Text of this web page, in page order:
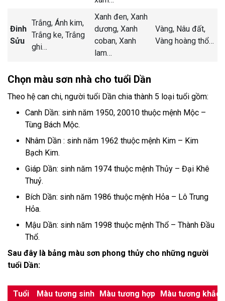
Đinh
Sửu
Trắng, Ánh kim,
Trắng ke, Trắng
ghi…
Xanh đen, Xanh
dương, Xanh
coban, Xanh
lam…
Vàng, Nâu đất,
Vàng hoàng thổ…
Chọn màu sơn nhà cho tuổi Dần
Theo hệ can chi, người tuổi Dần chia thành 5 loại tuổi gồm:
Canh Dần: sinh năm 1950, 20010 thuộc mệnh Mộc –
Tùng Bách Mộc.
Nhâm Dần : sinh năm 1962 thuộc mệnh Kim – Kim
Bạch Kim.
Giáp Dần: sinh năm 1974 thuộc mệnh Thủy – Đại Khê
Thuỷ.
Bích Dần: sinh năm 1986 thuộc mệnh Hỏa – Lô Trung
Hỏa.
Mậu Dần: sinh năm 1998 thuộc mệnh Thổ – Thành Đầu
Thổ.
Sau đây là bảng màu sơn phong thủy cho những người
tuổi Dần:
Tuổi Màu tương sinh Màu tương hợp Màu tương khắc